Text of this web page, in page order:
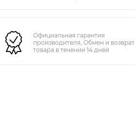
Официальная гарантия
производителя, Обмен и возврат
товара в течении 14 дней